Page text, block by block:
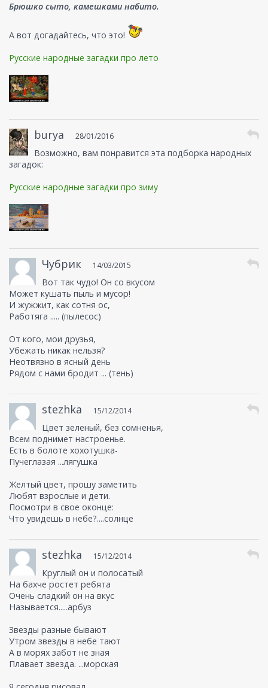
Брюшко сыто, камешками набито.
А вот догадайтесь, что это!
Русские народные загадки про лето
burya 28/01/2016
Возможно, вам понравится эта подборка народных
загадок:
Русские народные загадки про зиму
Чубрик 14/03/2015
Вот так чудо! Он со вкусом
Может кушать пыль и мусор!
И жужжит, как сотня ос,
Работяга ..... (пылесос)
От кого, мои друзья,
Убежать никак нельзя?
Неотвязно в ясный день
Рядом с нами бродит ... (тень)
stezhka 15/12/2014
Цвет зеленый, без сомненья,
Всем поднимет настроенье.
Есть в болоте хохотушка-
Пучеглазая ...лягушка
Желтый цвет, прошу заметить
Любят взрослые и дети.
Посмотри в свое оконце:
Что увидешь в небе?....солнце
stezhka 15/12/2014
Круглый он и полосатый
На бахче ростет ребята
Очень сладкий он на вкус
Называется.....арбуз
Звезды разные бывают
Утром звезды в небе тают
А в морях забот не зная
Плавает звезда. ...морская